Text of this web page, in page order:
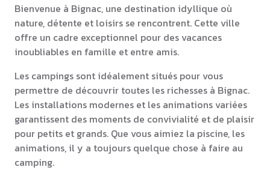
Bienvenue à Bignac, une destination idyllique où
nature, détente et loisirs se rencontrent. Cette ville
offre un cadre exceptionnel pour des vacances
inoubliables en famille et entre amis.
Les campings sont idéalement situés pour vous
permettre de découvrir toutes les richesses à Bignac.
Les installations modernes et les animations variées
garantissent des moments de convivialité et de plaisir
pour petits et grands. Que vous aimiez la piscine, les
animations, il y a toujours quelque chose à faire au
camping.